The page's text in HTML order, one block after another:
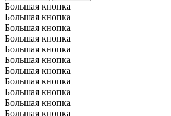
Большая кнопка
Большая кнопка
Большая кнопка
Большая кнопка
Большая кнопка
Большая кнопка
Большая кнопка
Большая кнопка
Большая кнопка
Большая кнопка
Большая кнопка